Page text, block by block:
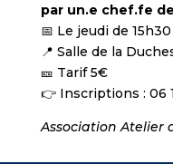
par un.e chef.fe
📅 Le jeudi de
📍 Salle de la
🎫 Tarif 5€
👉 Inscriptions : 06
Association Atelier